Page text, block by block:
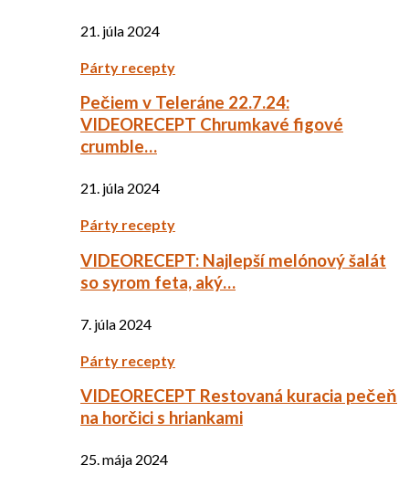
21. júla 2024
Párty recepty
Pečiem v Teleráne 22.7.24:
VIDEORECEPT Chrumkavé figové
crumble…
21. júla 2024
Párty recepty
VIDEORECEPT: Najlepší melónový šalát
so syrom feta, aký…
7. júla 2024
Párty recepty
VIDEORECEPT Restovaná kuracia pečeň
na horčici s hriankami
25. mája 2024